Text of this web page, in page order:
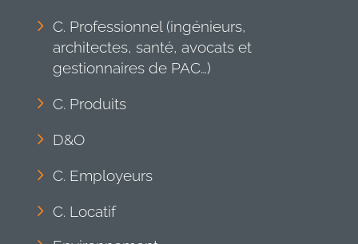
C. Professionnel (ingénieurs,
architectes, santé, avocats et
gestionnaires de PAC…)
C. Produits
D&O
C. Employeurs
C. Locatif